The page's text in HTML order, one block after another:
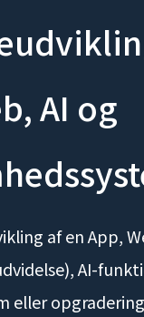
AI og
af en App,
AI-
eller